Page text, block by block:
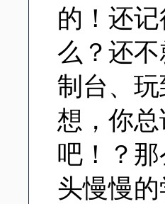
的！还
么？还
制台、
想，你
吧！？
头慢慢